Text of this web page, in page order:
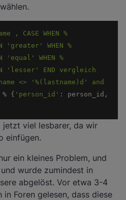
, CASE WHEN %
'greater' WHEN %
'equal' WHEN %
'lesser' END vergleich
<> '%(lastname)d' and
% { 'person_id'
jetzt viel lesbarer, da wir
einfügen.
ein kleines Problem, und
wurde zumindest in
abgelöst. Vor etwa 3-4
Foren gelesen, dass diese